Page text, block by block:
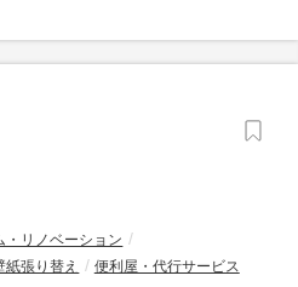
・リノベーション
張り替え 便利屋・代行サービス